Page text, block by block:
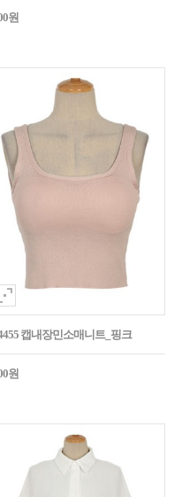
원
캡내장민소매니트_핑크
원